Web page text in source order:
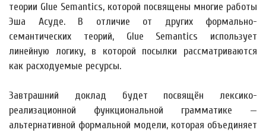
теории Glue Semantics, которой посвящены многие работы
Эша Асуде. В отличие от других формально-
семантических теорий, Glue Semantics использует
линейную логику, в которой посылки рассматриваются
как расходуемые ресурсы.
Завтрашний доклад будет посвящён лексико-
реализационной функциональной грамматике —
альтернативной формальной модели, которая объединяет